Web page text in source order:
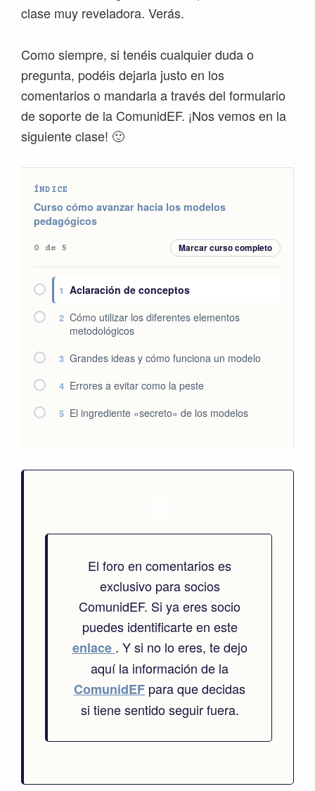
clase muy reveladora. Verás.
Como siempre, si tenéis cualquier duda o
pregunta, podéis dejarla justo en los
comentarios o mandarla a través del formulario
de soporte de la ComunidEF. ¡Nos vemos en la
siguiente clase! 🙂
ÍNDICE
Curso cómo avanzar hacia los modelos
pedagógicos
0 de 5 Marcar curso completo
1 Aclaración de conceptos
2 Cómo utilizar los diferentes elementos
metodológicos
3 Grandes ideas y cómo funciona un modelo
4 Errores a evitar como la peste
5 El ingrediente «secreto» de los modelos
El foro en comentarios es
exclusivo para socios
ComunidEF. Si ya eres socio
puedes identificarte en este
enlace . Y si no lo eres, te dejo
aquí la información de la
ComunidEF para que decidas
si tiene sentido seguir fuera.